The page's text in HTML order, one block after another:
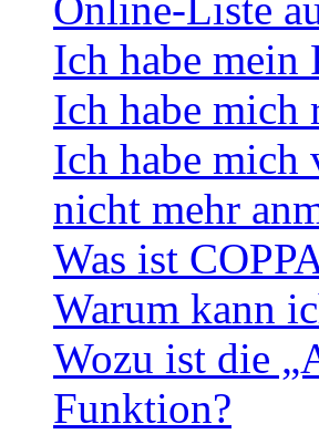
Online-Liste
Ich habe mein
Ich habe mich
Ich habe mich
nicht mehr
Was ist
Warum kann
Wozu ist die
Funktion?